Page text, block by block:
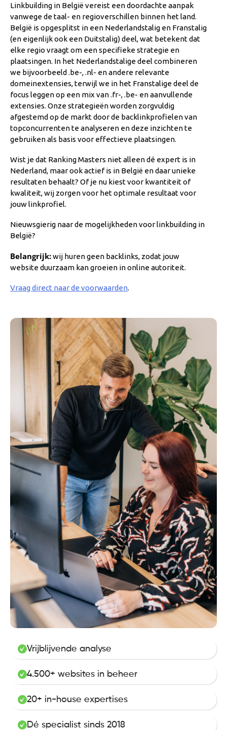
Linkbuilding in België vereist een doordachte aanpak
vanwege de taal- en regioverschillen binnen het land.
België is opgesplitst in een Nederlandstalig en Franstalig
(en eigenlijk ook een Duitstalig) deel, wat betekent dat
elke regio vraagt om een specifieke strategie en
plaatsingen. In het Nederlandstalige deel combineren
we bijvoorbeeld .be-, .nl- en andere relevante
domeinextensies, terwijl we in het Franstalige deel de
focus leggen op een mix van .fr-, .be- en aanvullende
extensies. Onze strategieën worden zorgvuldig
afgestemd op de markt door de backlinkprofielen van
topconcurrenten te analyseren en deze inzichten te
gebruiken als basis voor effectieve plaatsingen.
Wist je dat Ranking Masters niet alleen dé expert is in
Nederland, maar ook actief is in België en daar unieke
resultaten behaalt? Of je nu kiest voor kwantiteit of
kwaliteit, wij zorgen voor het optimale resultaat voor
jouw linkprofiel.
Nieuwsgierig naar de mogelijkheden voor linkbuilding in
België?
Belangrijk:wij huren geen backlinks, zodat jouw
website duurzaam kan groeien in online autoriteit.
Vraag direct naar de voorwaarden.
Vrijblijvende analyse
4.500+ websites in beheer
20+ in-house expertises
Dé specialist sinds 2018